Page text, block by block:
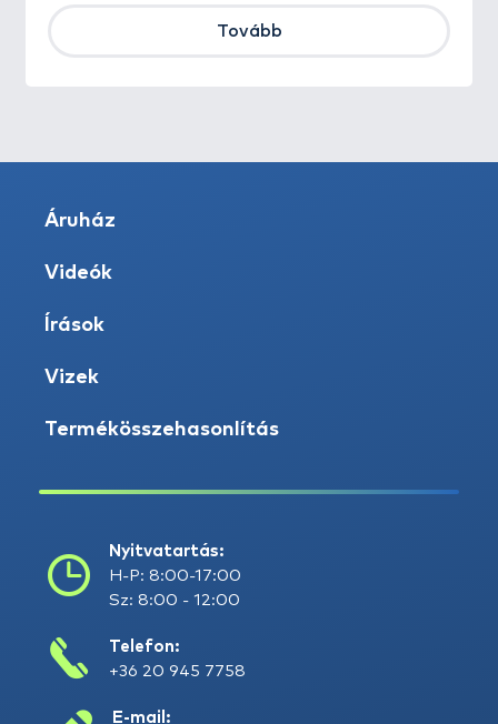
Tovább
Áruház
Videók
Írások
Vizek
Termékösszehasonlítás
Nyitvatartás:
H-P: 8:00-17:00
Sz: 8:00 - 12:00
Telefon:
+36 20 945 7758
E-mail: